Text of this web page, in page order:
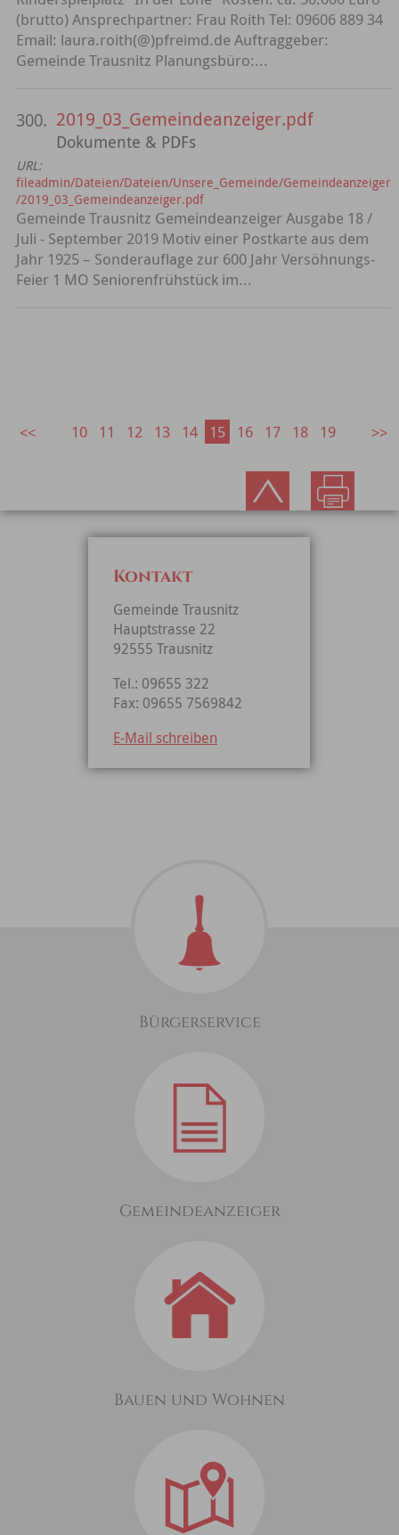
(brutto) Ansprechpartner: Frau Roith Tel: 09606 889 34
Email: laura.roith(@)pfreimd.de Auftraggeber:
Gemeinde Trausnitz Planungsbüro:...
300. 2019_03_Gemeindeanzeiger.pdf
Dokumente & PDFs
URL:
fileadmin/Dateien/Dateien/Unsere_Gemeinde/Gemeindeanzeiger
/2019_03_Gemeindeanzeiger.pdf
Gemeinde Trausnitz Gemeindeanzeiger Ausgabe 18 /
Juli - September 2019 Motiv einer Postkarte aus dem
Jahr 1925 – Sonderauflage zur 600 Jahr Versöhnungs-
Feier 1 MO Seniorenfrühstück im...
10 11 12 13 14 15 16 17 18 19
Kontakt
Gemeinde Trausnitz
Hauptstrasse 22
92555 Trausnitz
Tel.: 09655 322
Fax: 09655 7569842
E-Mail schreiben
Bürgerservice
Gemeindeanzeiger
Bauen und Wohnen